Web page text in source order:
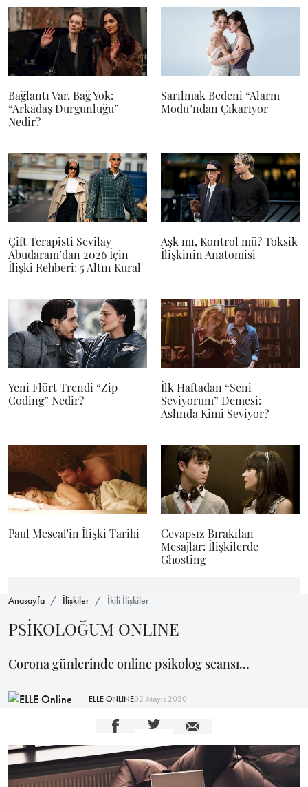
Bağlantı Var, Bağ Yok:
“Arkadaş Durgunluğu”
Nedir?
Sarılmak Bedeni “Alarm
Modu"ndan Çıkarıyor
Çift Terapisti Sevilay
Abudaram’dan 2026 İçin
İlişki Rehberi: 5 Altın Kural
Aşk mı, Kontrol mü? Toksik
İlişkinin Anatomisi
Yeni Flört Trendi “Zip
Coding” Nedir?
İlk Haftadan “Seni
Seviyorum” Demesi:
Aslında Kimi Seviyor?
Paul Mescal'in İlişki Tarihi
Cevapsız Bırakılan
Mesajlar: İlişkilerde
Ghosting
Anasayfa İlişkiler İkili İlişkiler
PSİKOLOĞUM ONLINE
Corona günlerinde online psikolog seansı...
ELLE ONLİNE02 Mayıs 2020